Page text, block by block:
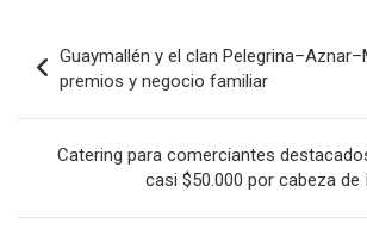
de
entradas
Guaymallén y el clan
premios y negocio familiar
Catering para comerciantes
casi $50.000 por cabeza de